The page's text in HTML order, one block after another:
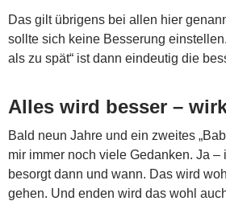
Das gilt übrigens bei allen hier
sollte sich keine Besserung
als zu spät“ ist dann eindeutig die
Alles wird besser –
Bald neun Jahre und ein zweites
mir immer noch viele Gedanken. Ja –
besorgt dann und wann. Das wird
gehen. Und enden wird das wohl